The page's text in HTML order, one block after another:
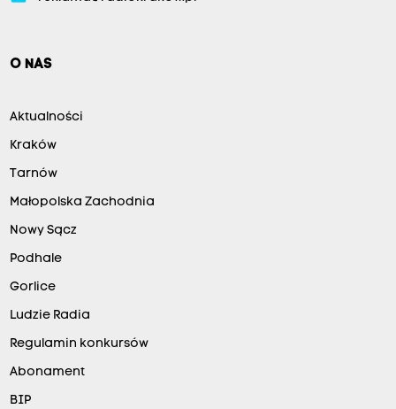
O NAS
Aktualności
Kraków
Tarnów
Małopolska Zachodnia
Nowy Sącz
Podhale
Gorlice
Ludzie Radia
Regulamin konkursów
Abonament
BIP